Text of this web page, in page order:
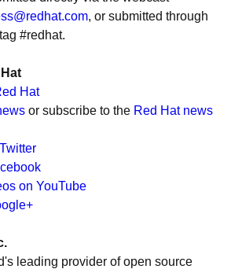
, or submitted through
#redhat.
Hat
or subscribe to the Red Hat news
on YouTube
leading provider of open source